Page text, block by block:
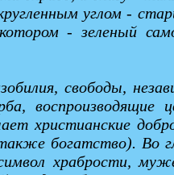
углом -
- зеленый
свободы,
воспроизводящие
христианские
богатство). Во
храбрости,